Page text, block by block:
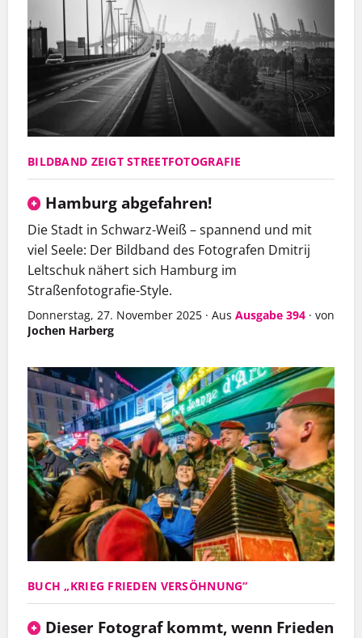
BILDBAND ZEIGT STREETFOTOGRAFIE
Hamburg abgefahren!
Die Stadt in Schwarz-Weiß – spannend und mit
viel Seele: Der Bildband des Fotografen Dmitrij
Leltschuk nähert sich Hamburg im
Straßenfotografie-Style.
Donnerstag, 27. November 2025 · Aus Ausgabe 394 · von
Jochen Harberg
BUCH „KRIEG FRIEDEN VERSÖHNUNG“
Dieser Fotograf kommt, wenn Frieden